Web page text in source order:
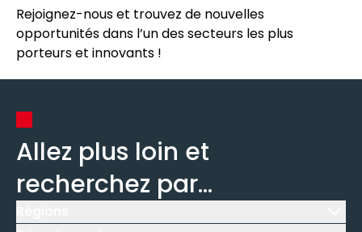
Rejoignez-nous et trouvez de nouvelles
opportunités dans l’un des secteurs les plus
porteurs et innovants !
Allez plus loin et
recherchez par...